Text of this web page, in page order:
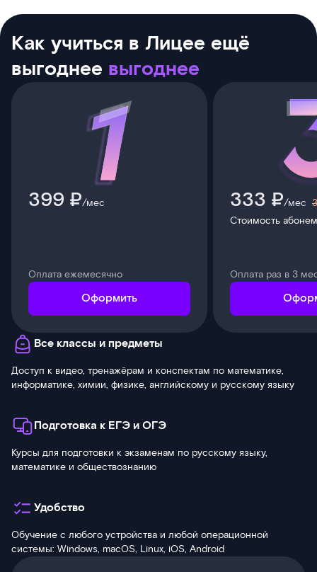
Как учиться в Лицее ещё
выгоднее выгоднее
Все классы и предметы
Доступ к видео, тренажёрам и конспектам по математике,
информатике, химии, физике, английскому и русскому языку
Подготовка к ЕГЭ и ОГЭ
Курсы для подготовки к экзаменам по русскому языку,
математике и обществознанию
Удобство
Обучение с любого устройства и любой операционной
системы: Windows, macOS, Linux, iOS, Android
399 ₽/мес
Оплата ежемесячно
Оформить
333 ₽/мес
Стоимость
Оплата раз в 3